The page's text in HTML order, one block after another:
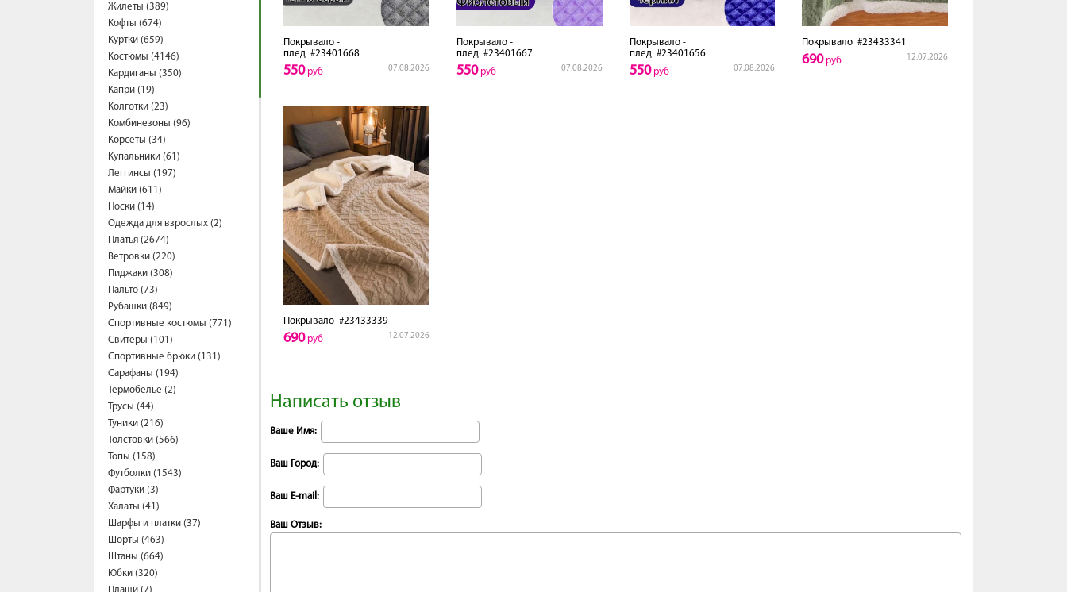
Жилеты (389)
Кофты (674)
Куртки (659)
Костюмы (4146)
Кардиганы (350)
Капри (19)
Колготки (23)
Комбинезоны (96)
Корсеты (34)
Купальники (61)
Леггинсы (197)
Майки (611)
Носки (14)
Одежда для взрослых (2)
Платья (2674)
Ветровки (220)
Пиджаки (308)
Пальто (73)
Рубашки (849)
Спортивные костюмы (771)
Свитеры (101)
Спортивные брюки (131)
Сарафаны (194)
Термобелье (2)
Трусы (44)
Туники (216)
Толстовки (566)
Топы (158)
Футболки (1543)
Фартуки (3)
Халаты (41)
Шарфы и платки (37)
Шорты (463)
Штаны (664)
Юбки (320)
Покрывало -
плед #23401668
07.08.2026
550руб
Покрывало -
плед#23401667
07.08.2026
550руб
Покрывало -
плед#23401656
07.08.2026
550руб
Покрывало #23433341
12.07.2026
690руб
Покрывало #23433339
12.07.2026
690руб
Написать отзыв
Ваше Имя:
Ваш Город:
Ваш E-mail:
Ваш Отзыв: